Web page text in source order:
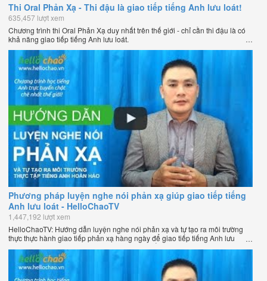
Thi Oral Phản Xạ - Thi đậu là giao tiếp tiếng Anh lưu loát!
635,457 lượt xem
Chương trình thi Oral Phản Xạ duy nhất trên thế giới - chỉ cần thi đậu là có
khả năng giao tiếp tiếng Anh lưu loát.
Phương pháp luyện nghe nói phản xạ giúp giao tiếp tiếng
Anh lưu loát - HelloChaoTV
1,447,192 lượt xem
HelloChaoTV: Hướng dẫn luyện nghe nói phản xạ và tự tạo ra môi trường
thực thực hành giao tiếp phản xạ hàng ngày để giao tiếp tiếng Anh lưu
loát như người bản xứ của thầy Phạm Việt Thắng - đồng sáng lập
HelloChao.vn - Chương trình dạy tiếng Anh trực tuyến chặt chẽ nhất thế
giới.